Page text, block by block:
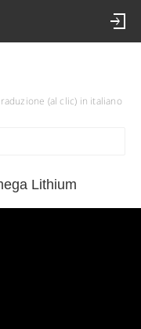
(al clic) in italiano
Lithium